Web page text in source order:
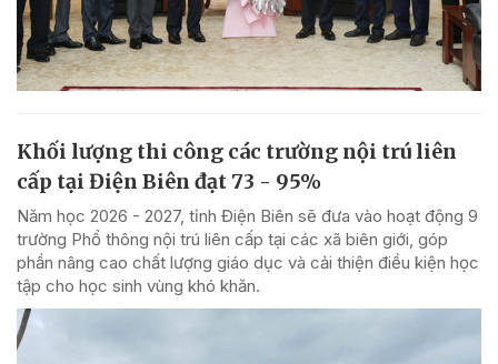
Khối lượng thi công các trường nội trú liên
cấp tại Điện Biên đạt 73 - 95%
Năm học 2026 - 2027, tỉnh Điện Biên sẽ đưa vào hoạt động 9
trường Phổ thông nội trú liên cấp tại các xã biên giới, góp
phần nâng cao chất lượng giáo dục và cải thiện điều kiện học
tập cho học sinh vùng khó khăn.